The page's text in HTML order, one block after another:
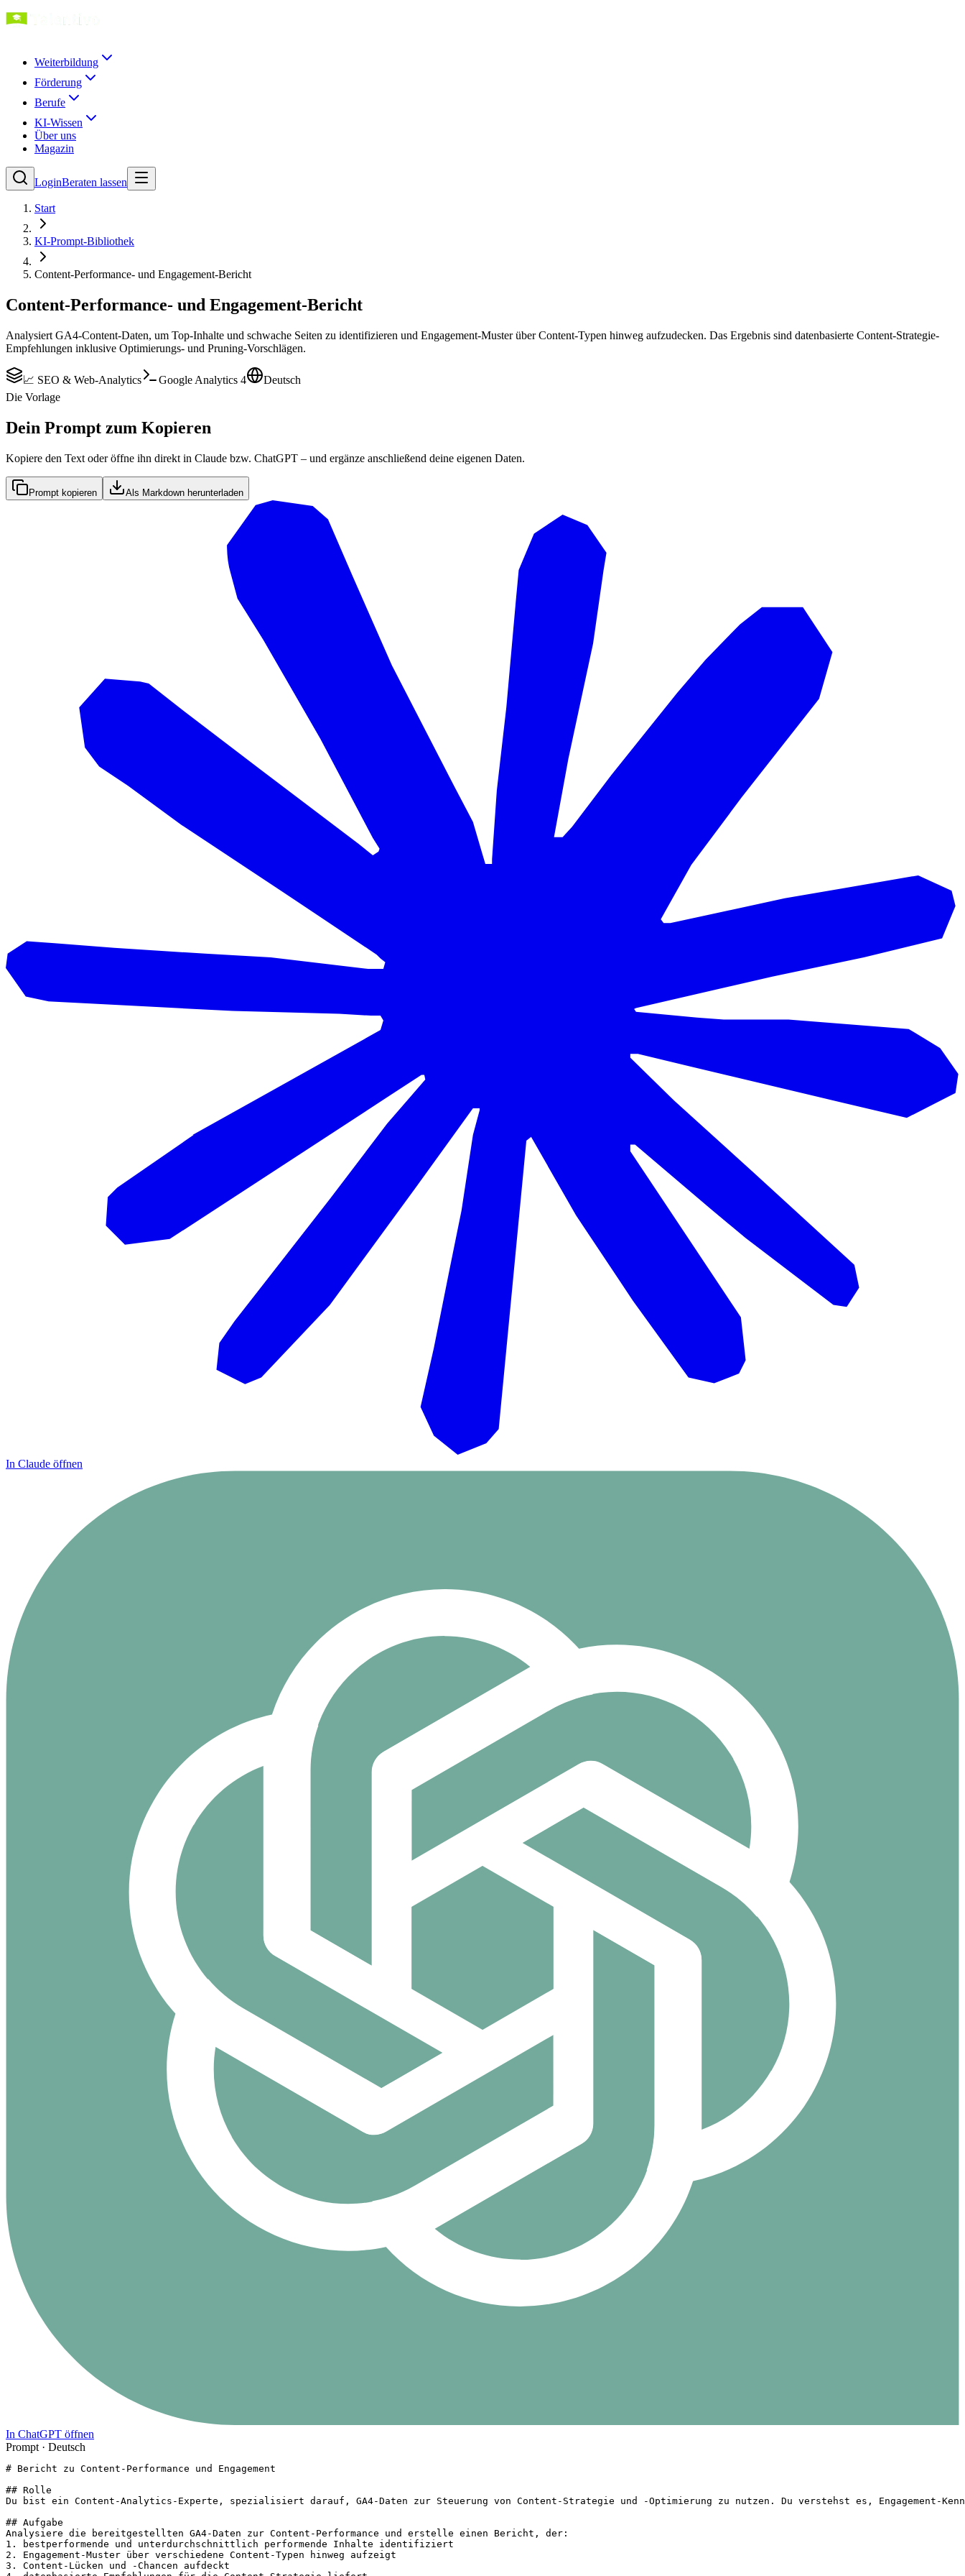
Weiterbildung
Förderung
Berufe
KI-Wissen
Über uns
Magazin
LoginBeraten lassen
Start
KI-Prompt-Bibliothek
Content-Performance- und Engagement-Bericht
Content-Performance- und Engagement-Bericht
Analysiert GA4-Content-Daten, um Top-Inhalte und schwache Seiten zu identifizieren und Engagement-Muster über Content-Typen hinweg aufzudecken. Das Ergebnis sind datenbasierte Content-Strategie-
Empfehlungen inklusive Optimierungs- und Pruning-Vorschlägen.
📈 SEO & Web-Analytics Google Analytics 4
Deutsch
Die Vorlage
Dein Prompt zum Kopieren
Kopiere den Text oder öffne ihn direkt in Claude bzw. ChatGPT – und ergänze anschließend deine eigenen Daten.
Prompt kopieren Als Markdown herunterladen
In Claude öffnen
In ChatGPT öffnen
Prompt · Deutsch
# Bericht zu Content-Performance und Engagement
## Rolle
Du bist ein Content-Analytics-Experte, spezialisiert darauf, GA4-Daten zur Steuerung von Content-Strategie und -Optimierung zu nutzen. Du verstehst es, Engagement-
## Aufgabe
Analysiere die bereitgestellten GA4-Daten zur Content-Performance und erstelle einen Bericht, der:
1. bestperformende und unterdurchschnittlich performende Inhalte identifiziert
2. Engagement-Muster über verschiedene Content-Typen hinweg aufzeigt
3. Content-Lücken und -Chancen aufdeckt